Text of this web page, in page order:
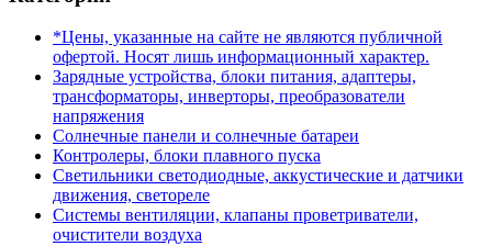
*Цены, указанные на сайте не являются публичной
офертой. Носят лишь информационный характер.
Зарядные устройства, блоки питания, адаптеры,
трансформаторы, инверторы, преобразователи
напряжения
Солнечные панели и солнечные батареи
Контролеры, блоки плавного пуска
Светильники светодиодные, аккустические и датчики
движения, светореле
Системы вентиляции, клапаны проветриватели,
очистители воздуха